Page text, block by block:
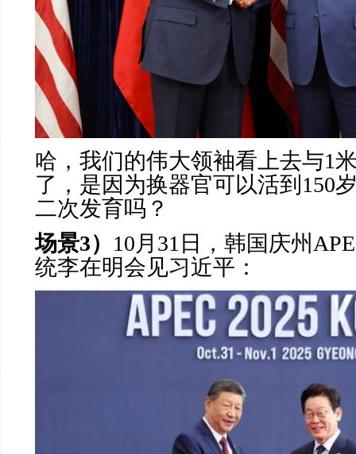
哈，我们的伟大领袖看上去与1
了，是因为换器官可以活到 150
二次发育吗？
场景3） 10月 31 日，韩国庆州
统李在明会见习近平：